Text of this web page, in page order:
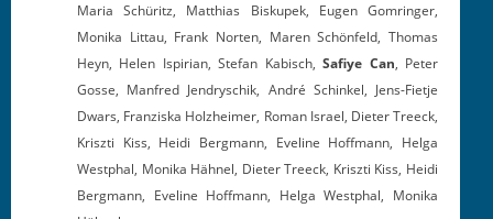
Maria Schüritz, Matthias Bisku­pek, Eugen Gom­ringer,
Moni­ka Lit­tau, Frank Norten, Maren Schön­feld, Thomas
Heyn, Helen Ispiri­an, Ste­fan Kabisch,Safiye Can, Peter
Gosse, Man­fred Jendryschik, André Schinkel, Jens-Fiet­je
Dwars, Franziska Holzheimer, Roman Israel, Dieter Treeck,
Kriszti Kiss, Hei­di Bergmann, Eve­line Hoff­mann, Hel­ga
West­phal, Moni­ka Häh­nel, Dieter Treeck, Kriszti Kiss, Hei­di
Bergmann, Eve­line Hoff­mann, Hel­ga West­phal, Moni­ka